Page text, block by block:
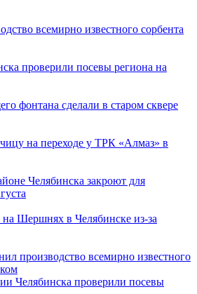
всемирно известного сорбента
проверили посевы региона на
фонтана сделали в старом сквере
на переходе у ТРК «Алмаз» в
Челябинска закроют для
Шершнях в Челябинске из-за
производство всемирно известного
Челябинска проверили посевы